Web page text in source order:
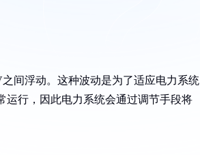
间浮动。这种波动是为了适应电力系统
运行，因此电力系统会通过调节手段将